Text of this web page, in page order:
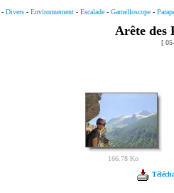
- Divers - Environnement - Escalade - Gamelloscope -
Arête des
[
166.78 Ko